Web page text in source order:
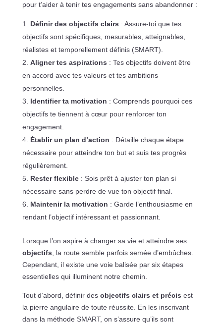
pour t’aider à tenir tes engagements sans abandonner :
Définir des objectifs clairs : Assure-toi que tes
objectifs sont spécifiques, mesurables, atteignables,
réalistes et temporellement définis (SMART).
Aligner tes aspirations : Tes objectifs doivent être
en accord avec tes valeurs et tes ambitions
personnelles.
Identifier ta motivation : Comprends pourquoi ces
objectifs te tiennent à cœur pour renforcer ton
engagement.
Établir un plan d’action : Détaille chaque étape
nécessaire pour atteindre ton but et suis tes progrès
régulièrement.
Rester flexible: Sois prêt à ajuster ton plan si
nécessaire sans perdre de vue ton objectif final.
Maintenir la motivation : Garde l’enthousiasme en
rendant l’objectif intéressant et passionnant.
Lorsque l’on aspire à changer sa vie et atteindre ses
objectifs , la route semble parfois semée d’embûches.
Cependant, il existe une voie balisée par six étapes
essentielles qui illuminent notre chemin.
Tout d’abord, définir des objectifs clairs et précis est
la pierre angulaire de toute réussite. En les inscrivant
dans la méthode SMART, on s’assure qu’ils sont